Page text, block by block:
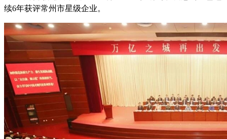
续6年获评常州市星级企业。